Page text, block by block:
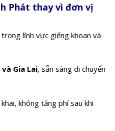
Phát thay vì đơn vị
lĩnh vực giếng khoan và
Gia Lai, sẵn sàng di chuyển
không tăng phí sau khi